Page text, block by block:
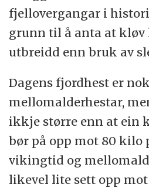
fjellovergangar i
grunn til å anta at kløv
utbreidd enn bruk av
Dagens fjordhest er
mellomalderhestar,
ikkje større enn at ein
bør på opp mot 80 kilo
vikingtid og
likevel lite sett opp